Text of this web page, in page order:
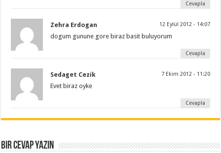
Cevapla
Zehra Erdogan 12 Eylül 2012 - 14:07
dogum gunune gore biraz basit buluyorum
Cevapla
Sedaget Cezik 7 Ekim 2012 - 11:20
Evet biraz oyke
Cevapla
Bir cevap yazın